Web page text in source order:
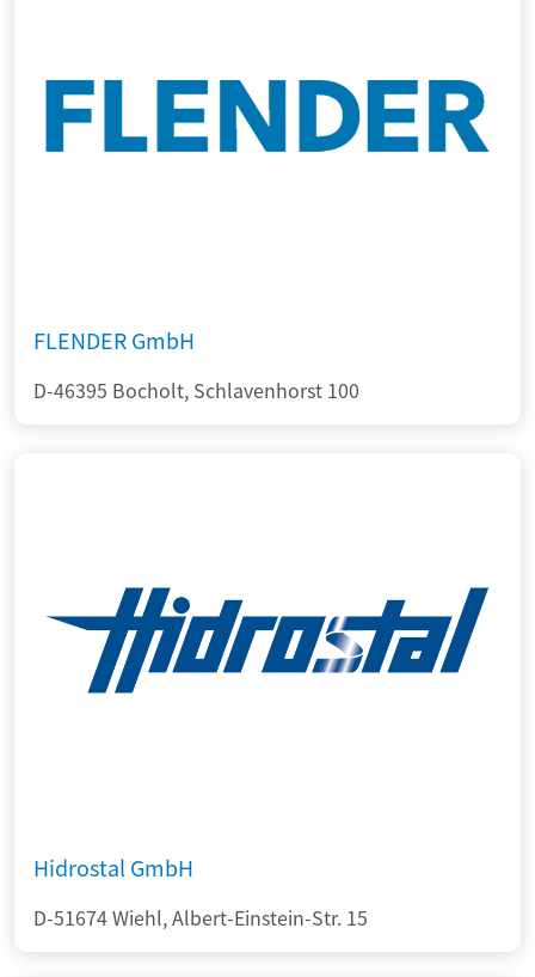
FLENDER GmbH
D-46395 Bocholt, Schlavenhorst 100
Hidrostal GmbH
D-51674 Wiehl, Albert-Einstein-Str. 15